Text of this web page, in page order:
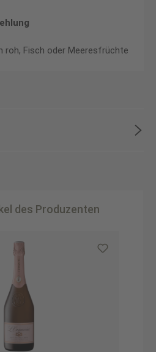
roh, Fisch oder Meeresfrüchte
des Produzenten